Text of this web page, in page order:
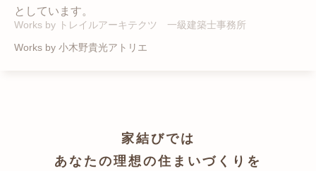
としています。
Works by 小木野貴光アトリエ
Works by トレイルアーキテクツ 一級建築士事務所
家結びでは
あなたの理想の住まいづくりを